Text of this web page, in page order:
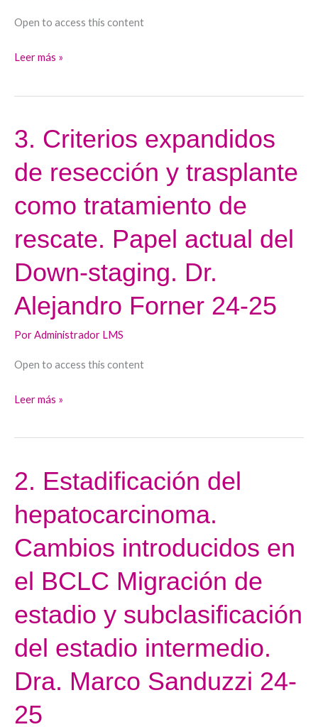
Open to access this content
futuro.
Ana
Matilla
25
Leer más »
3. Criterios expandidos
de resección y trasplante
como tratamiento de
rescate. Papel actual del
Down-staging. Dr.
Alejandro Forner 24-25
PorAdministrador LMS
Open to access this content
3.
Criterios
expandidos
resección
trasplante
como
tratamiento
de
rescate.
Papel
actual
Down-
Dr.
Forner
25
Leer más »
2. Estadificación del
hepatocarcinoma.
Cambios introducidos en
el BCLC Migración de
estadio y subclasificación
del estadio intermedio.
Dra. Marco Sanduzzi 24-
25
2.
Estadificación
del
hepatocarcinoma.
Cambios
introducidos
en
el
BCLC
Migración
estadio
subclasificación